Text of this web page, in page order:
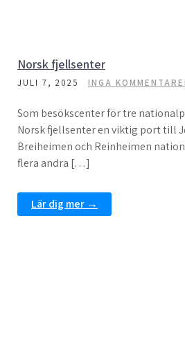
Norsk fjellsenter
JULI 7, 2025 INGA
Som besökscenter för tre
Norsk fjellsenter en viktig port till
Breiheimen och Reinheimen
flera andra […]
Lär dig mer →